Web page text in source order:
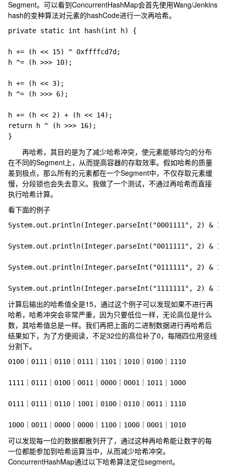
Segment。可以看到ConcurrentHashMap会首先使用Wang/Jenkins
hash的变种算法对元素的hashCode进行一次再哈希。
private static int hash(int h) {
h += (h << 15) ^ 0xffffcd7d;
h ^= (h >>> 10);
h += (h << 3);
h ^= (h >>> 6);
h += (h << 2) + (h << 14);
return h ^ (h >>> 16);
再哈希，其目的是为了减少哈希冲突，使元素能够均匀的分布
在不同的Segment上，从而提高容器的存取效率。假如哈希的质量
差到极点，那么所有的元素都在一个Segment中，不仅存取元素缓
慢，分段锁也会失去意义。我做了一个测试，不通过再哈希而直接
执行哈希计算。
看下面的例子
System.out.println(Integer.parseInt("0001111", 2) &
System.out.println(Integer.parseInt("0011111", 2) &
System.out.println(Integer.parseInt("0111111", 2) &
计算后输出的哈希值全是15，通过这个例子可以发现如果不进行再
哈希，哈希冲突会非常严重，因为只要低位一样，无论高位是什么
数，其哈希值总是一样。我们再把上面的二进制数据进行再哈希后
结果如下，为了方便阅读，不足32位的高位补了0，每隔四位用竖线
分割下。
0100｜0111｜0110｜0111｜1101｜1010｜0100｜1110
1111｜0111｜0100｜0011｜0000｜0001｜1011｜1000
0111｜0111｜0110｜1001｜0100｜0110｜0011｜1110
可以发现每一位的数据都散列开了，通过这种再哈希能让数字的每
一位都能参加到哈希运算当中，从而减少哈希冲突。
ConcurrentHashMap通过以下哈希算法定位segment。